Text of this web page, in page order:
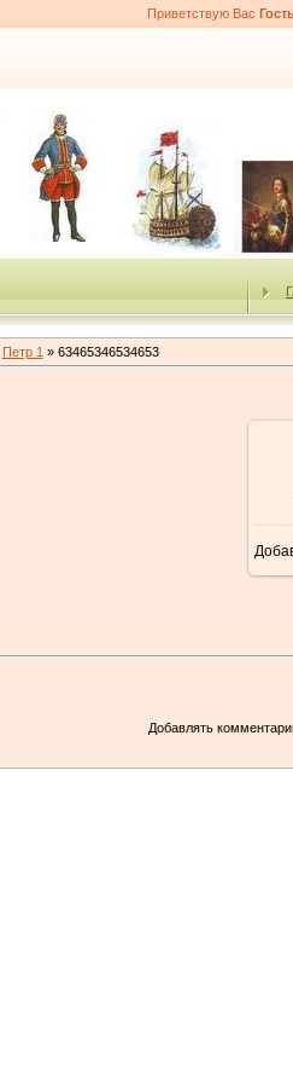
Приветствую Вас
Петр 1 » 63465346534653
Добавлять